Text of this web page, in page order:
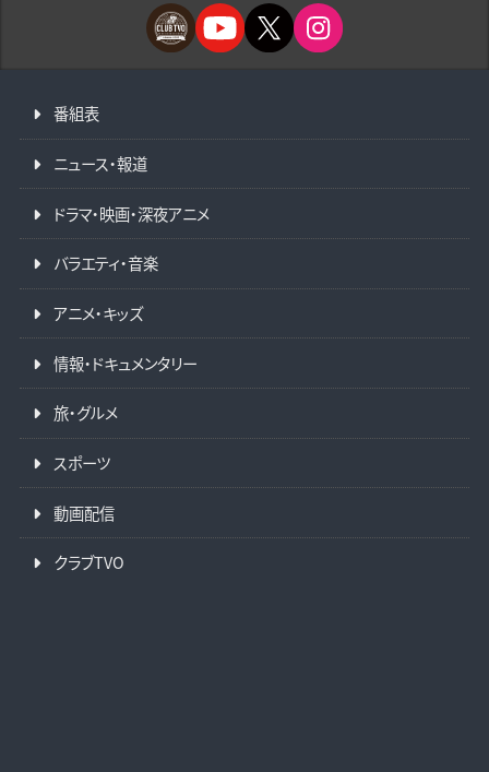
番組表
ニュース・報道
ドラマ・映画・深夜アニメ
バラエティ・音楽
アニメ・キッズ
情報・ドキュメンタリー
旅・グルメ
スポーツ
動画配信
クラブTVO